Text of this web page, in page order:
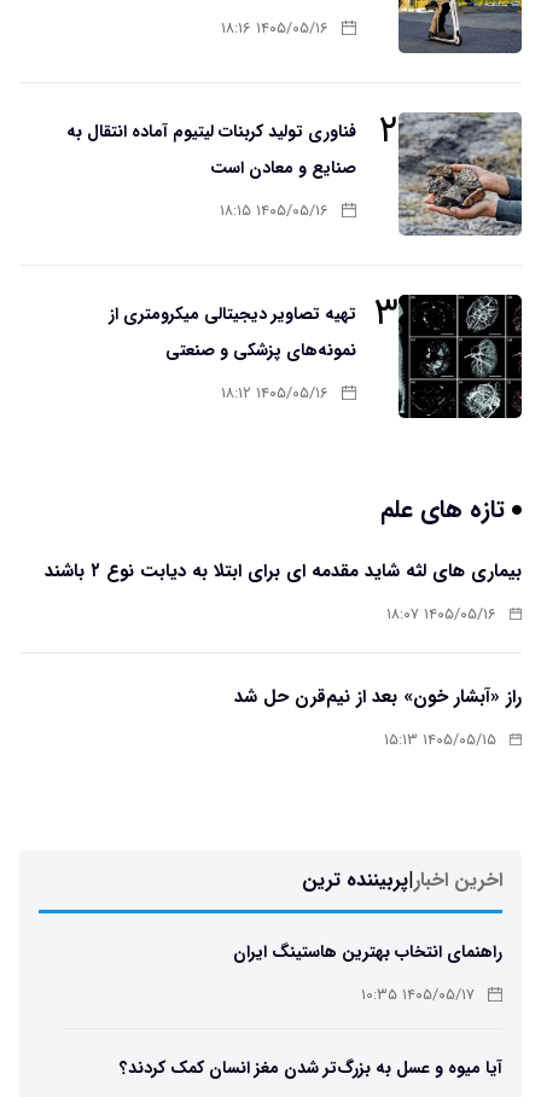
۱۴۰۵/۰۵/۱۶ ۱۸:۱۶
۲
فناوری تولید کربنات لیتیوم آماده انتقال به
صنایع و معادن است
۱۴۰۵/۰۵/۱۶ ۱۸:۱۵
۳
تهیه تصاویر دیجیتالی میکرومتری از
نمونه‌های پزشکی و صنعتی
۱۴۰۵/۰۵/۱۶ ۱۸:۱۲
تازه های علم
بیماری های لثه شاید مقدمه ای برای ابتلا به دیابت نوع ۲ باشند
۱۴۰۵/۰۵/۱۶ ۱۸:۰۷
راز «آبشار خون» بعد از نیم‌قرن حل شد
۱۴۰۵/۰۵/۱۵ ۱۵:۱۳
اخرین اخبار|پربیننده ترین
راهنمای انتخاب بهترین هاستینگ ایران
۱۴۰۵/۰۵/۱۷ ۱۰:۳۵
آیا میوه و عسل به بزرگ‌تر شدن مغز انسان کمک کردند؟